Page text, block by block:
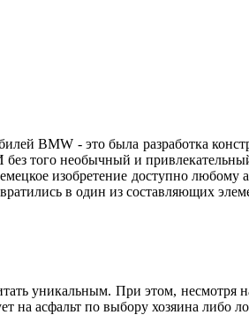
BMW - это была разработка
того необычный и
изобретение доступно любому
в один из составляющих
уникальным. При этом, несмотря
на асфальт по выбору хозяина либо